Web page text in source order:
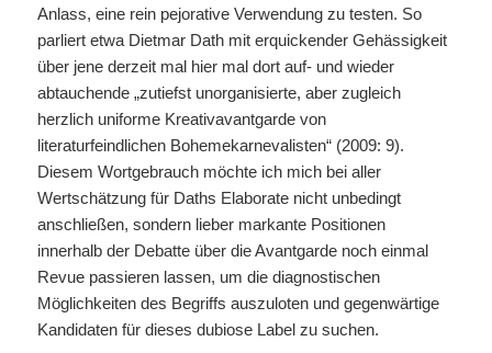
Anlass, eine rein pejorative Verwendung zu testen. So
parliert etwa Dietmar Dath mit erquickender Gehässigkeit
über jene derzeit mal hier mal dort auf- und wieder
abtauchende „zutiefst unorganisierte, aber zugleich
herzlich uniforme Kreativavantgarde von
literaturfeindlichen Bohemekarnevalisten“ (2009: 9).
Diesem Wortgebrauch möchte ich mich bei aller
Wertschätzung für Daths Elaborate nicht unbedingt
anschließen, sondern lieber markante Positionen
innerhalb der Debatte über die Avantgarde noch einmal
Revue passieren lassen, um die diagnostischen
Möglichkeiten des Begriffs auszuloten und gegenwärtige
Kandidaten für dieses dubiose Label zu suchen.